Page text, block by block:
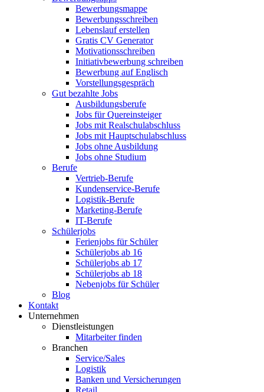
Bewerbungsmappe
Bewerbungsschreiben
Lebenslauf erstellen
Gratis CV Generator
Motivationsschreiben
Initiativbewerbung schreiben
Bewerbung auf Englisch
Vorstellungsgespräch
Gut bezahlte Jobs
Ausbildungsberufe
Jobs für Quereinsteiger
Jobs mit Realschulabschluss
Jobs mit Hauptschulabschluss
Jobs ohne Ausbildung
Jobs ohne Studium
Berufe
Vertrieb-Berufe
Kundenservice-Berufe
Logistik-Berufe
Marketing-Berufe
IT-Berufe
Schülerjobs
Ferienjobs für Schüler
Schülerjobs ab 16
Schülerjobs ab 17
Schülerjobs ab 18
Nebenjobs für Schüler
Blog
Kontakt
Unternehmen
Dienstleistungen
Mitarbeiter finden
Branchen
Service/Sales
Logistik
Banken und Versicherungen
Retail